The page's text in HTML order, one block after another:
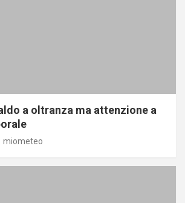
a oltranza ma attenzione a
miometeo